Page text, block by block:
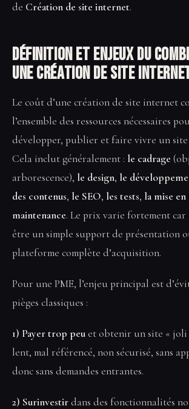
de Création de site internet.
Définition et enjeux du
une création de site
Le coût d’une création de site internet
l’ensemble des ressources nécessaires
développer, publier et faire vivre un
Cela inclut généralement : le cadrage
arborescence), le design, le
des contenus, le SEO, les tests, la mise
maintenance. Le prix varie fortement
être un simple support de présentation
plateforme complète d’acquisition.
Pour une PME, l’enjeu principal est
pièges classiques :
1) Payer trop peuet obtenir un site « joli
lent, mal référencé, non sécurisé, sans
donc sans demandes entrantes.
2) Surinvestirdans des fonctionnalités